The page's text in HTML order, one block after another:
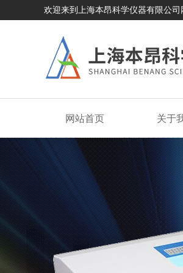
欢迎来到上海本昂科学仪器有限公司
网站首页 关于